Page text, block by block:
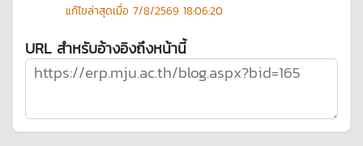
แก้ไขล่าสุดเมื่อ 7/8/2569 18:06:20
URL สำหรับอ้างอิงถึงหน้านี้